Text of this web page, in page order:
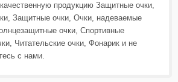
продукцию Защитные очки,
, Защитные очки, Очки, надеваемые
очки, Спортивные
, Читательские очки, Фонарик и не
с нами.